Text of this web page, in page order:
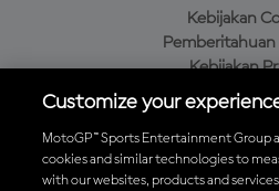
Kebijakan
Kebijakan
Kebijakan
Unduh Aplikasi
Customize your
MotoGP™ Sports Entertainment Group
cookies and similar technologies to
with our websites, products and